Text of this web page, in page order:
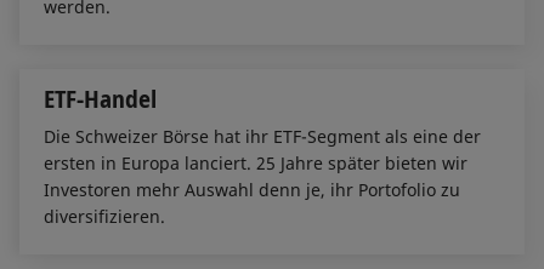
werden.
ETF-Handel
Die Schweizer Börse hat ihr ETF-Segment als eine der
ersten in Europa lanciert. 25 Jahre später bieten wir
Investoren mehr Auswahl denn je, ihr Portofolio zu
diversifizieren.